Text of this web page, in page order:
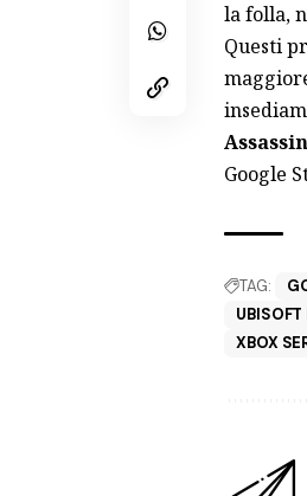
la folla,
Questi
Google
TAG:
UBISOFT
XBOX